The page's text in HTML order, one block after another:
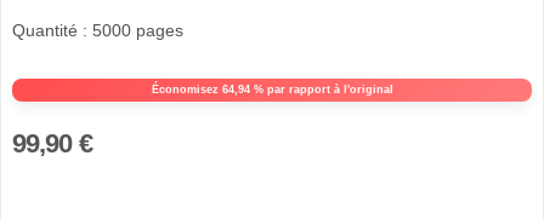
Économisez 64,94 % par rapport à l'original
Quantité : 5000 pages
99,90 €